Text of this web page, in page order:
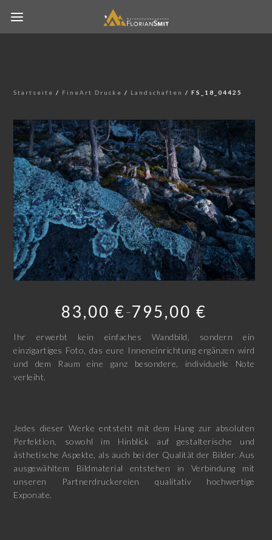
Startseite / FineArt Drucke / Landschaften / FS_18_04425
83,00€ –795,00 €
Ihr erwerbt kein einfaches Wandbild, sondern ein
einzigartiges Foto, das eure Inneneinrichtung ergänzen wird
und dem Raum eine ganz besondere, individuelle Note
verleiht.
Jedes dieser Werke entsteht mit dem Hang zur absoluten
Perfektion, sowohl im Hinblick auf gestalterische und
ästhetische Aspekte, als auch bei der Qualität der Bilder. Aus
ausgewähltem Bildmaterial entstehen in Verbindung mit
unseren Partnerdruckereien qualitativ hochwertige
Exponate.